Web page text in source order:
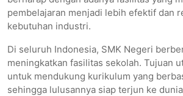
pembelajaran menjadi lebih efektif dan
kebutuhan industri.
Di seluruh Indonesia, SMK Negeri
meningkatkan fasilitas sekolah. Tujuan
untuk mendukung kurikulum yang
sehingga lulusannya siap terjun ke